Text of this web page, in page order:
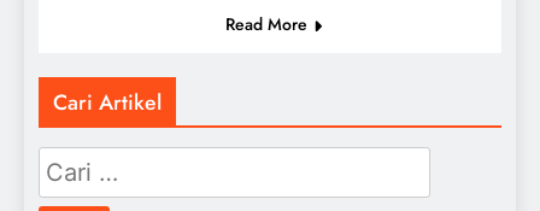
Read More
Cari Artikel
Cari
untuk: